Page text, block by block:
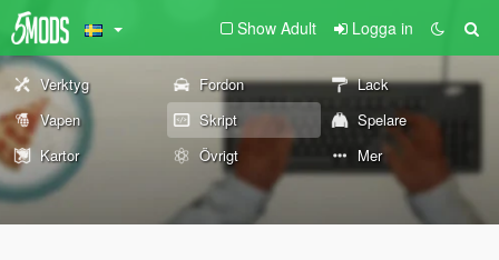
Show Adult Logga in
Verktyg Fordon
Lack
Vapen
Skript
Spelare
Kartor
Övrigt Mer